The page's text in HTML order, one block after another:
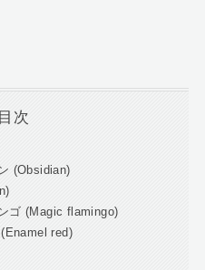
目次
(Obsidian)
ゴ (Magic flamingo)
red)